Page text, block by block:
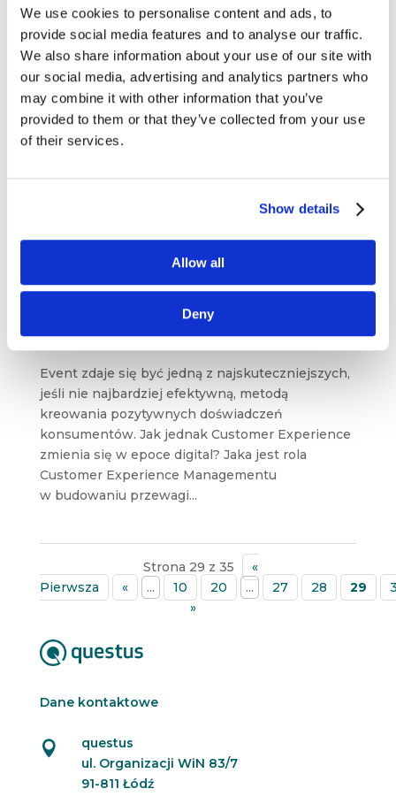
We use cookies to personalise content and ads, to
provide social media features and to analyse our traffic.
We also share information about your use of our site with
our social media, advertising and analytics partners who
may combine it with other information that you’ve
provided to them or that they’ve collected from your use
of their services.
Show details
Allow all
Deny
budzą się ze świątecznej drzemki.
Wyselekcjonowaliśmy dla Was zatem 10
artykułów, do których szczególnie warto zajrzeć.
Tym razem wybór padł m.in. na Petera Fiska, blog
Bluerank...
Customer Experience Management w B2B
gru 20, 2018|Artykuły,Wiedza
Event zdaje się być jedną z najskuteczniejszych,
jeśli nie najbardziej efektywną, metodą
kreowania pozytywnych doświadczeń
konsumentów. Jak jednak Customer Experience
zmienia się w epoce digital? Jaka jest rola
Customer Experience Managementu
w budowaniu przewagi...
Strona 29 z 35
«
Pierwsza
« ... 10 20 ... 27 28 29
»
Dane kontaktowe

questus
ul. Organizacji WiN 83/7
91-811 Łódź